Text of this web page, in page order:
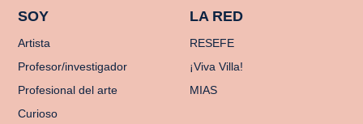
SOY
Artista
Profesor/investigador
Profesional del arte
Curioso
LA RED
RESEFE
¡Viva Villa!
MIAS